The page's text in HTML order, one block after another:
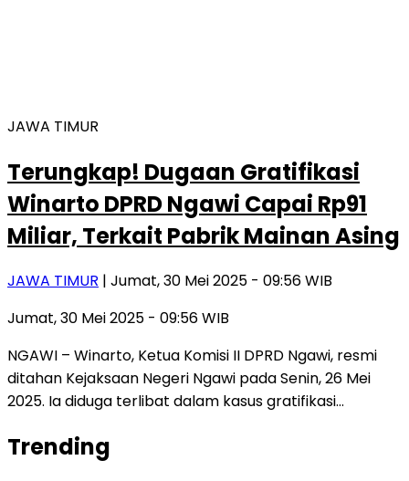
JAWA TIMUR
Terungkap! Dugaan Gratifikasi
Winarto DPRD Ngawi Capai Rp91
Miliar, Terkait Pabrik Mainan Asing
JAWA TIMUR | Jumat, 30 Mei 2025 - 09:56 WIB
Jumat, 30 Mei 2025 - 09:56 WIB
NGAWI – Winarto, Ketua Komisi II DPRD Ngawi, resmi
ditahan Kejaksaan Negeri Ngawi pada Senin, 26 Mei
2025. Ia diduga terlibat dalam kasus gratifikasi…
Trending